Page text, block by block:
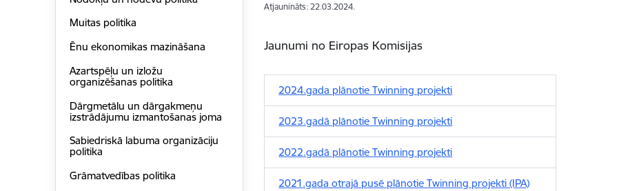
Muitas politika
Ēnu ekonomikas mazināšana
Azartspēļu un izložu
organizēšanas politika
Dārgmetālu un dārgakmeņu
izstrādājumu izmantošanas joma
Sabiedriskā labuma organizāciju
politika
Grāmatvedības politika
Atjaunināts: 22.03.2024.
Jaunumi no Eiropas Komisijas
2024.gada plānotie Twinning projekti
2023.gadā plānotie Twinning projekti
2022.gadā plānotie Twinning projekti
2021.gada otrajā pusē plānotie Twinning projekti (IPA)